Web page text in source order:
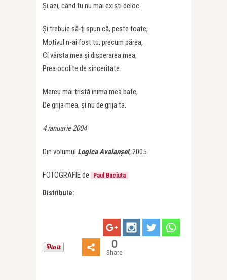
Şi azi, când tu nu mai exişti deloc.
Şi trebuie să-ţi spun că, peste toate,
Motivul n-ai fost tu, precum părea,
Ci vârsta mea şi disperarea mea,
Prea ocolite de sinceritate.
Mereu mai tristă inima mea bate,
De grija mea, şi nu de grija ta.
4 ianuarie 2004
Din volumul Logica Avalanșei, 2005
FOTOGRAFIE de Paul Buciuta
Distribuie:
0
Share